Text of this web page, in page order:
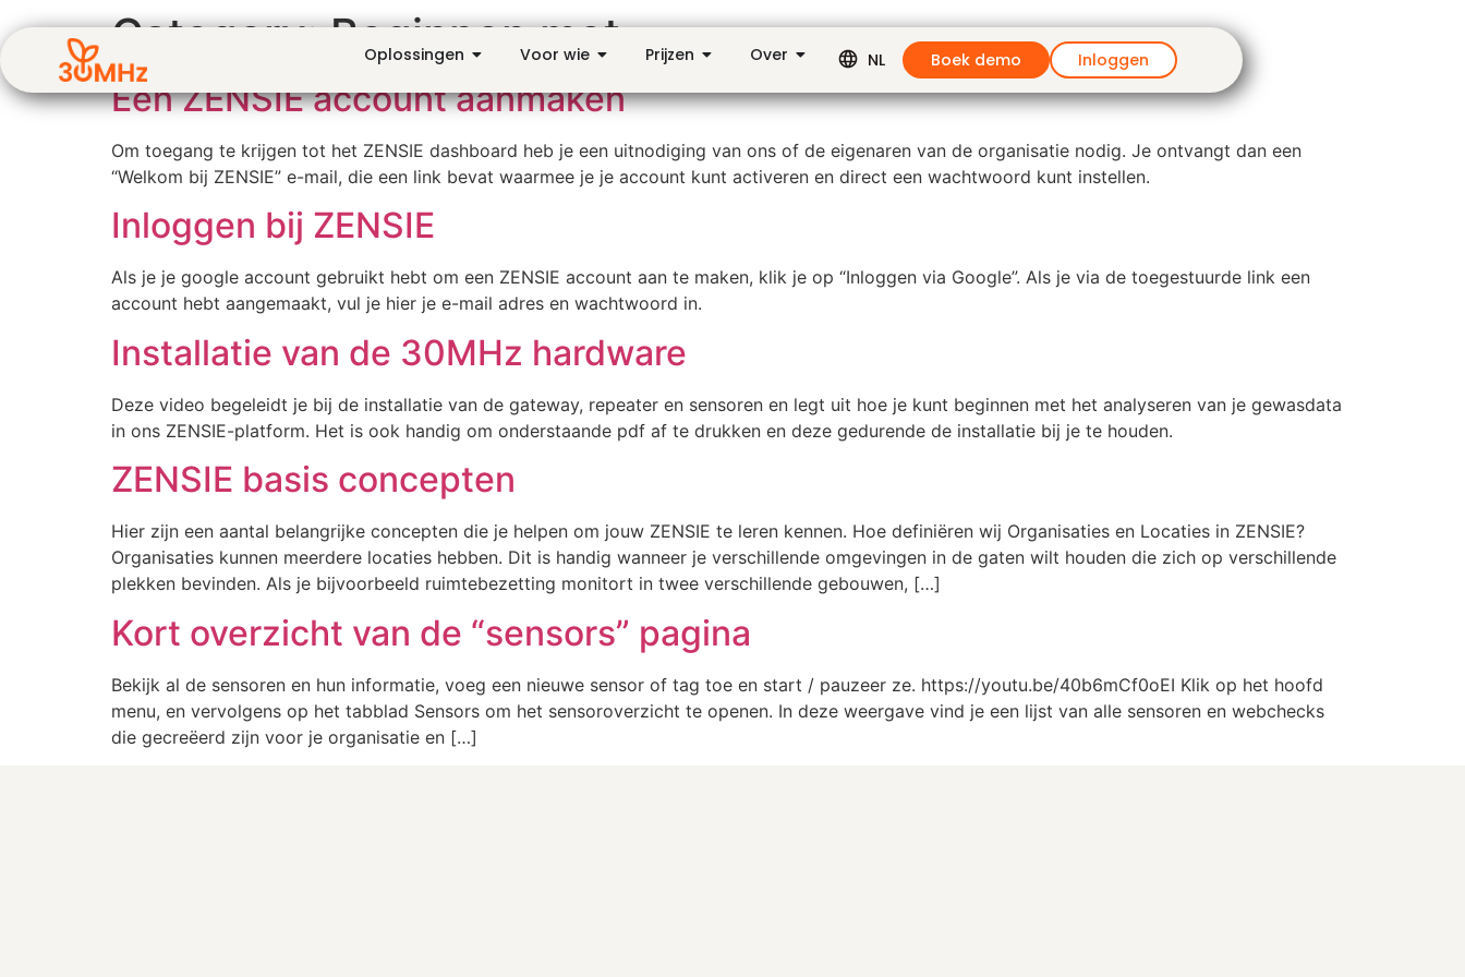
Oplossingen Voor wie Prijzen Over NL Boek demo Inloggen
Category:Beginnen met
Een ZENSIE account aanmaken
Om toegang te krijgen tot het ZENSIE dashboard heb je een uitnodiging van ons of de eigenaren van de organisatie nodig. Je ontvangt dan een
“Welkom bij ZENSIE” e-mail, die een link bevat waarmee je je account kunt activeren en direct een wachtwoord kunt instellen.
Inloggen bij ZENSIE
Als je je google account gebruikt hebt om een ZENSIE account aan te maken, klik je op “Inloggen via Google”. Als je via de toegestuurde link een
account hebt aangemaakt, vul je hier je e-mail adres en wachtwoord in.
Installatie van de 30MHz hardware
Deze video begeleidt je bij de installatie van de gateway, repeater en sensoren en legt uit hoe je kunt beginnen met het analyseren van je gewasdata
in ons ZENSIE-platform. Het is ook handig om onderstaande pdf af te drukken en deze gedurende de installatie bij je te houden.
ZENSIE basis concepten
Hier zijn een aantal belangrijke concepten die je helpen om jouw ZENSIE te leren kennen. Hoe definiëren wij Organisaties en Locaties in ZENSIE?
Organisaties kunnen meerdere locaties hebben. Dit is handig wanneer je verschillende omgevingen in de gaten wilt houden die zich op verschillende
plekken bevinden. Als je bijvoorbeeld ruimtebezetting monitort in twee verschillende gebouwen, […]
Kort overzicht van de “sensors” pagina
Bekijk al de sensoren en hun informatie, voeg een nieuwe sensor of tag toe en start / pauzeer ze. https://youtu.be/40b6mCf0oEI Klik op het hoofd
menu, en vervolgens op het tabblad Sensors om het sensoroverzicht te openen. In deze weergave vind je een lijst van alle sensoren en webchecks
die gecreëerd zijn voor je organisatie en […]